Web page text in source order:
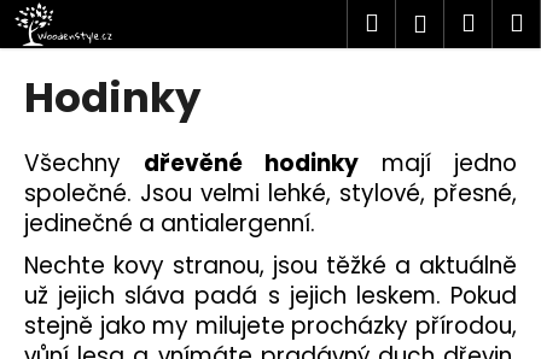
Přejít
na
obsah
Hledat
Hodinky
Všechny dřevěné hodinky mají jedno
společné. Jsou velmi lehké, stylové, přesné,
jedinečné a antialergenní.
Nechte kovy stranou, jsou těžké a aktuálně
už jejich sláva padá s jejich leskem. Pokud
stejně jako my milujete procházky přírodou,
K
o
o
p
o
t
ř
e